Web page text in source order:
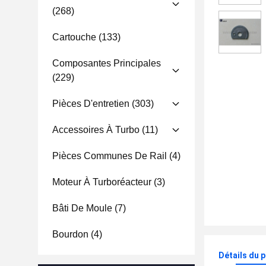
(268)
Cartouche (133)
Composantes Principales
(229)
Pièces D'entretien (303)
Accessoires À Turbo (11)
Pièces Communes De Rail (4)
Moteur À Turboréacteur (3)
Bâti De Moule (7)
Bourdon (4)
Détails du